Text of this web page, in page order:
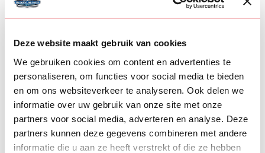
Deze website maakt gebruik van cookies
We gebruiken cookies om content en advertenties te
personaliseren, om functies voor social media te bieden
en om ons websiteverkeer te analyseren. Ook delen we
informatie over uw gebruik van onze site met onze
partners voor social media, adverteren en analyse. Deze
partners kunnen deze gegevens combineren met andere
informatie die u aan ze heeft verstrekt of die ze hebben
Scania NG gerade 34
cm mit Siberia LED-
685,00 Auf Lager
Scania NG
555,00 Auf Lager